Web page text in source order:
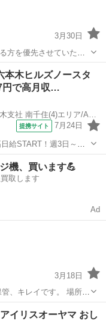
3月30日
方を優先させていただ
ポート
本木ヒルズノースタ
円で高月収…
提携サイト 7月24日
ト2パターン！ 屋内勤務
だから設備も充実していて 快適に働けますよ♪ ＼未経験...
機、買います💪
取します
Ad
3月18日
レイです。 場所
す薬局の前です。
イリスオーヤマ おし